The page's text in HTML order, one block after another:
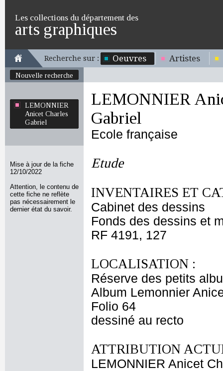
Les collections du département des
arts graphiques
Recherche sur : Oeuvres Artistes
Nouvelle recherche
LEMONNIER
Anicet Charles
Gabriel
Mise à jour de la fiche
12/10/2022
Attention, le contenu de
cette fiche ne reflète
pas nécessairement le
dernier état du savoir.
LEMONNIER
Gabriel
Ecole française
Etude
INVENTAIRES ET
Cabinet des dessins
Fonds des dessins et
RF 4191, 127
LOCALISATION :
Réserve des petits
Album Lemonnier
Folio 64
dessiné au recto
ATTRIBUTION
LEMONNIER Anicet